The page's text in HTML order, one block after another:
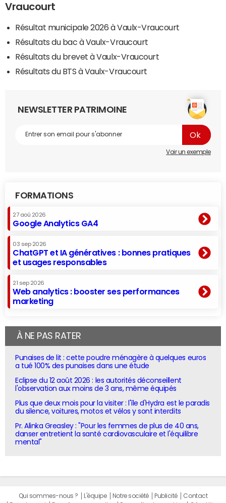
Vraucourt
Résultat municipale 2026 à Vaulx-Vraucourt
Résultats du bac à Vaulx-Vraucourt
Résultats du brevet à Vaulx-Vraucourt
Résultats du BTS à Vaulx-Vraucourt
NEWSLETTER PATRIMOINE
Voir un exemple
FORMATIONS
27 aoû 2026
Google Analytics GA4
03 sep 2026
ChatGPT et IA génératives : bonnes pratiques
et usages responsables
21 sep 2026
Web analytics : booster ses performances
marketing
À NE PAS RATER
Punaises de lit : cette poudre ménagère à quelques euros
a tué 100% des punaises dans une étude
Eclipse du 12 août 2026 : les autorités déconseillent
l'observation aux moins de 3 ans, même équipés
Plus que deux mois pour la visiter : l'île d'Hydra est le paradis
du silence, voitures, motos et vélos y sont interdits
Pr. Alinka Greasley : "Pour les femmes de plus de 40 ans,
danser entretient la santé cardiovasculaire et l'équilibre
mental"
Qui sommes-nous ? L'équipe Notre société Publicité
Contact